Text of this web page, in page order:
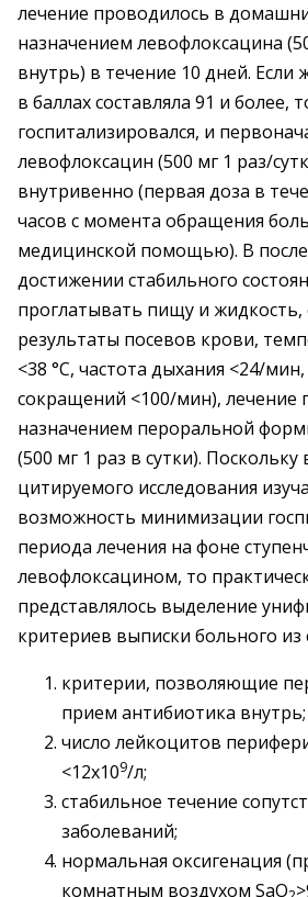
лечение проводилось в
назначением левофлоксацина
внутрь) в течение 10 дней. Если
в баллах составляла 91 и более,
госпитализировался, и
левофлоксацин (500 мг 1 раз/
внутривенно (первая доза в
часов с момента обращения
медицинской помощью). В
достижении стабильного
проглатывать пищу и
результаты посевов крови,
<38 °C, частота дыхания <24/
сокращений <100/мин), лечение
назначением пероральной
(500 мг 1 раз в сутки). Поскольку
цитируемого исследования
возможность минимизации
периода лечения на фоне
левофлоксацином, то
представлялось выделение
критериев выписки больного из
критерии, позволяющие
прием антибиотика внутрь;
число лейкоцитов
<12x109/л;
стабильное течение
заболеваний;
нормальная оксигенация
комнатным воздухом SaO